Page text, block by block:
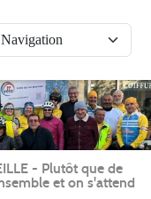
- Plutôt que de
et on s'attend